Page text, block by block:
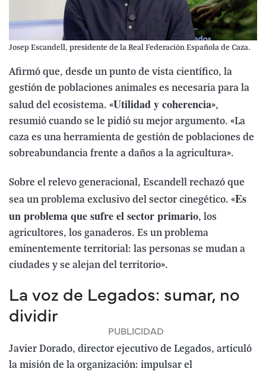
Josep Escandell, presidente de la Real Federación Española de Caza.
Afirmó que, desde un punto de vista científico, la
gestión de poblaciones animales es necesaria para la
salud del ecosistema. «Utilidad y coherencia»,
resumió cuando se le pidió su mejor argumento. «La
caza es una herramienta de gestión de poblaciones de
sobreabundancia frente a daños a la agricultura».
Sobre el relevo generacional, Escandell rechazó que
sea un problema exclusivo del sector cinegético. «Es
un problema que sufre el sector primario, los
agricultores, los ganaderos. Es un problema
eminentemente territorial: las personas se mudan a
ciudades y se alejan del territorio».
La voz de Legados: sumar, no
dividir
Javier Dorado, director ejecutivo de Legados, articuló
la misión de la organización: impulsar el